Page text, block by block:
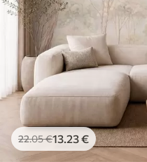
22.05€13.23€